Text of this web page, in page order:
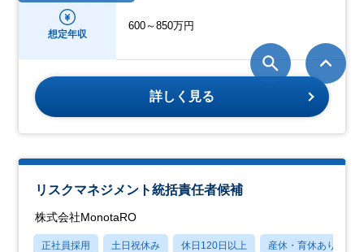
想定年収
600～850万円
詳しく見る
リスクマネジメント統括責任者候補
株式会社MonotaRO
正社員採用 土日祝休み 休日120日以上 産休・育休あり